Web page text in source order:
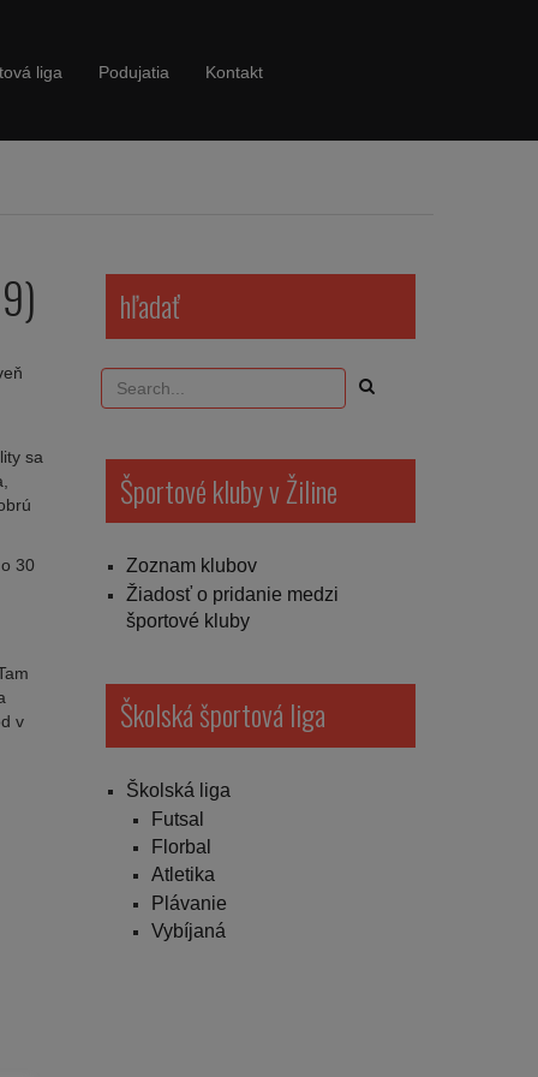
liga Podujatia Kontakt
sa
30
v
hľadať
Športové kluby v Žiline
Zoznam klubov
Žiadosť o pridanie medzi
športové kluby
Školská športová liga
Školská liga
Futsal
Florbal
Atletika
Plávanie
Vybíjaná